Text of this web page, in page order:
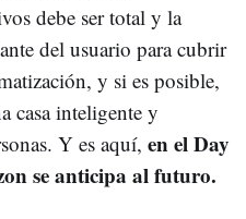
debe ser total y la
del usuario para cubrir
y si es posible,
casa inteligente y
Y es aquí, en el Day
se anticipa al futuro.